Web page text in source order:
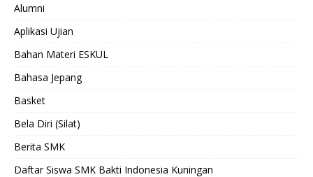
Alumni
Aplikasi Ujian
Bahan Materi ESKUL
Bahasa Jepang
Basket
Bela Diri (Silat)
Berita SMK
Daftar Siswa SMK Bakti Indonesia Kuningan